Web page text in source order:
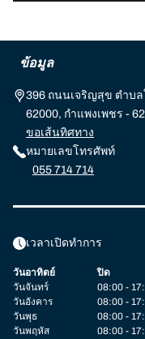
ข้อมูล
396 ถนนเจริญสุข ตำบล
62000, กำแพงเพชร -
ขอเส้นทิศทาง
หมายเลขโทรศัพท์
055 714 714
เวลาเปิดทำการ
วันอาทิตย์
ปิด
วันจันทร์
08:00 -
วันอังคาร
08:00 -
วันพุธ
08:00 -
วันพฤหัส
08:00 -